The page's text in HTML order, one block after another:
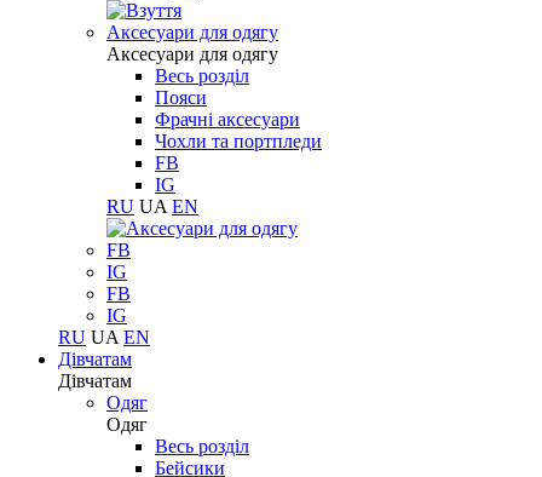
Aксесуари для одягу
Aксесуари для одягу
Весь розділ
Пояси
Фрачні аксесуари
Чохли та портпледи
FB
IG
RU UA EN
FB
IG
FB
IG
RU UA EN
Дівчатам
Дівчатам
Одяг
Одяг
Весь розділ
Бейсики